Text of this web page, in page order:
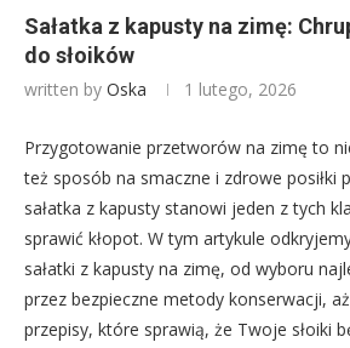
Sałatka z kapusty na zimę:
do słoików
written by Oska 1 lutego, 2026
Przygotowanie przetworów na zimę to
też sposób na smaczne i zdrowe posiłki
sałatka z kapusty stanowi jeden z tych
sprawić kłopot. W tym artykule
sałatki z kapusty na zimę, od wyboru
przez bezpieczne metody konserwacji,
przepisy, które sprawią, że Twoje słoiki